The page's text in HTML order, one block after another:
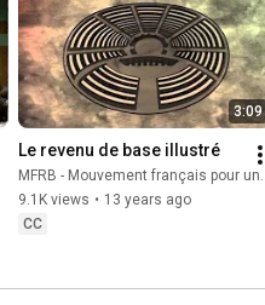
"Champo" - Tony Dola
Traductions :
-Anglais : Jade Le Guay
-Allemand : Angelika Gross
-Espagnol : Julie Mazaud &
Photographies - Département
gouvernement, TERA
3:09
Le revenu de base illustré
MFRB - Mouvement français pour un revenu de base
9.1K views • 13 years ago
CC